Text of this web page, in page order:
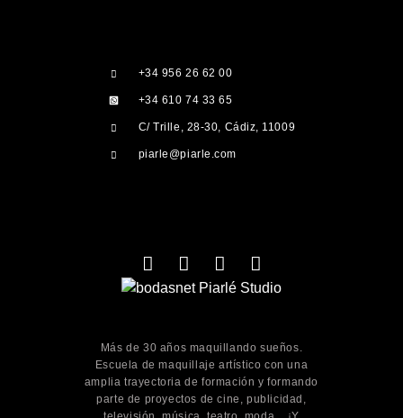
+34 956 26 62 00
+34 610 74 33 65
C/ Trille, 28-30, Cádiz, 11009
piarle@piarle.com
Más de 30 años maquillando sueños.
Escuela de maquillaje artístico con una
amplia trayectoria de formación y formando
parte de proyectos de cine, publicidad,